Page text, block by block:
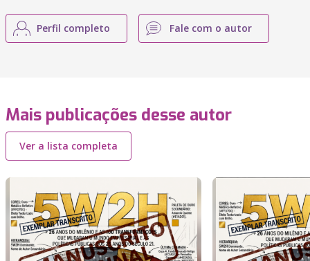
Perfil completo Fale com o autor
Mais publicações desse autor
Ver a lista completa